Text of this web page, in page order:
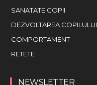
SANATATE COPII
DEZVOLTAREA COPILULUI
COMPORTAMENT
RETETE
NEWSLETTER